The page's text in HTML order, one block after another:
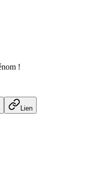
!
Lien